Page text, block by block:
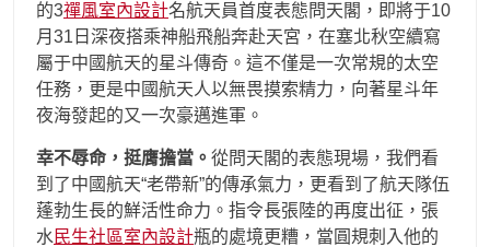
的3禪風室內設計名航天員首度表態問天閣，即將于10
月31日深夜搭乘神船飛船奔赴天宮，在塞北秋空續寫
屬于中國航天的星斗傳奇。這不僅是一次常規的太空
任務，更是中國航天人以無畏摸索精力，向著星斗年
夜海發起的又一次豪邁進軍。
幸不辱命，挺膺擔當。 從問天閣的表態現場，我們看
到了中國航天“老帶新”的傳承氣力，更看到了航天隊伍
蓬勃生長的鮮活性命力。指令長張陸的再度出征，張
水 民生社區室內設計瓶的處境更糟，當圓規刺入他的